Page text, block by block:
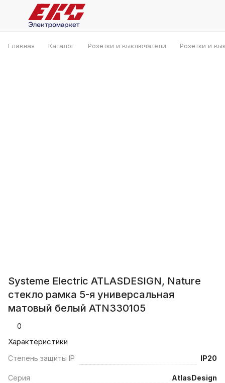
Главная Каталог Розетки и выключатели Розетки и
Systeme Electric ATLASDESIGN, Nature
стекло рамка 5-я универсальная
матовый белый ATN330105
0
Характеристики
Степень защиты IP IP20
Серия AtlasDesign